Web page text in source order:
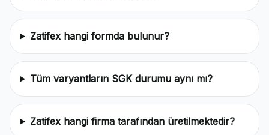
Zatifex hangi formda bulunur?
Tüm varyantların SGK durumu aynı mı?
Zatifex hangi firma tarafından üretilmektedir?